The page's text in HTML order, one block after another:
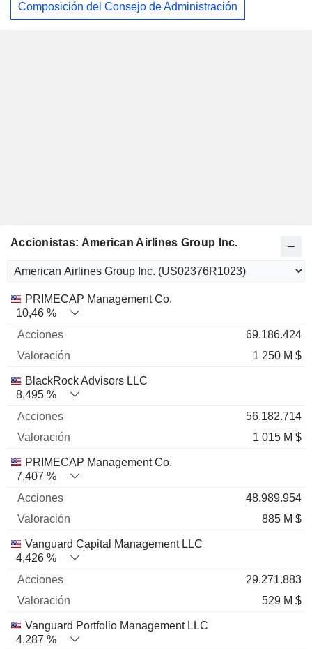
Composición del Consejo de Administración
Accionistas: American Airlines Group Inc.
Nombre Acciones % Valoración
PRIMECAP Management Co.
10,46 %
69.186.424
1 250 M $
BlackRock Advisors LLC
8,495 %
56.182.714
1 015 M $
PRIMECAP Management Co.
7,407 %
48.989.954
885 M $
Vanguard Capital Management LLC
4,426 %
29.271.883
529 M $
Vanguard Portfolio Management LLC
4,287 %